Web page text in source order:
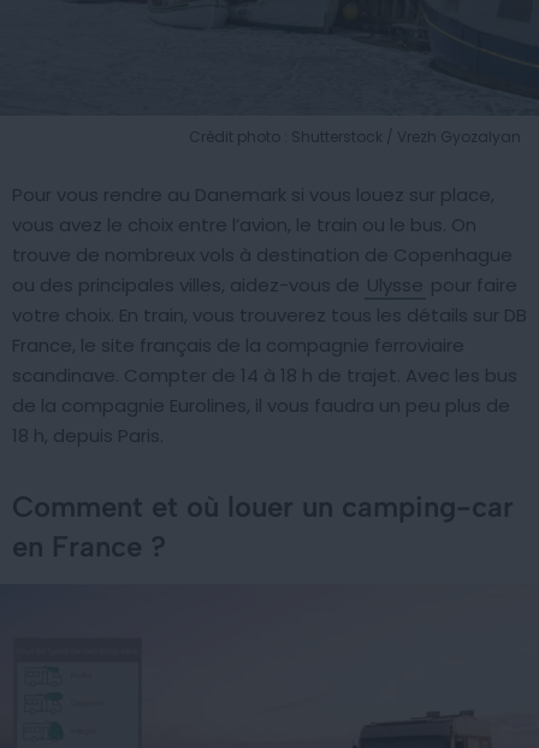
Crédit photo : Shutterstock / Vrezh Gyozalyan
Pour vous rendre au Danemark si vous louez sur place,
vous avez le choix entre l’avion, le train ou le bus. On
trouve de nombreux vols à destination de Copenhague
ou des principales villes, aidez-vous de Ulysse pour faire
votre choix. En train, vous trouverez tous les détails sur DB
France, le site français de la compagnie ferroviaire
scandinave. Compter de 14 à 18 h de trajet. Avec les bus
de la compagnie Eurolines, il vous faudra un peu plus de
18 h, depuis Paris.
Comment et où louer un camping-car
en France ?